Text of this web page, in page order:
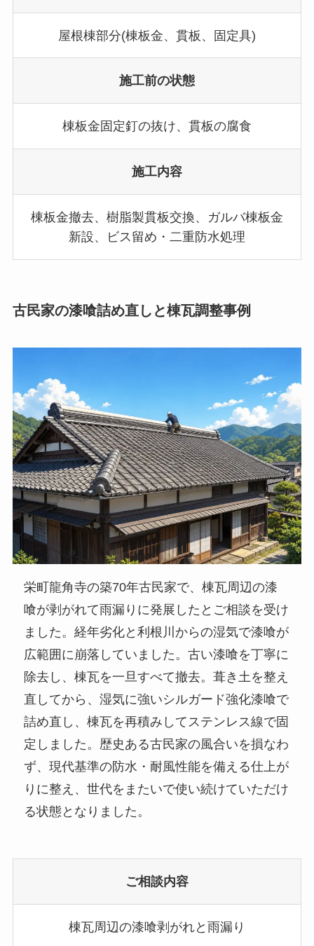
屋根棟部分(棟板金、貫板、固定具)
施工前の状態
棟板金固定釘の抜け、貫板の腐食
施工内容
棟板金撤去、樹脂製貫板交換、ガルバ棟板金
新設、ビス留め・二重防水処理
古民家の漆喰詰め直しと棟瓦調整事例
栄町龍角寺の築70年古民家で、棟瓦周辺の漆
喰が剥がれて雨漏りに発展したとご相談を受け
ました。経年劣化と利根川からの湿気で漆喰が
広範囲に崩落していました。古い漆喰を丁寧に
除去し、棟瓦を一旦すべて撤去。葺き土を整え
直してから、湿気に強いシルガード強化漆喰で
詰め直し、棟瓦を再積みしてステンレス線で固
定しました。歴史ある古民家の風合いを損なわ
ず、現代基準の防水・耐風性能を備える仕上が
りに整え、世代をまたいで使い続けていただけ
る状態となりました。
ご相談内容
棟瓦周辺の漆喰剥がれと雨漏り